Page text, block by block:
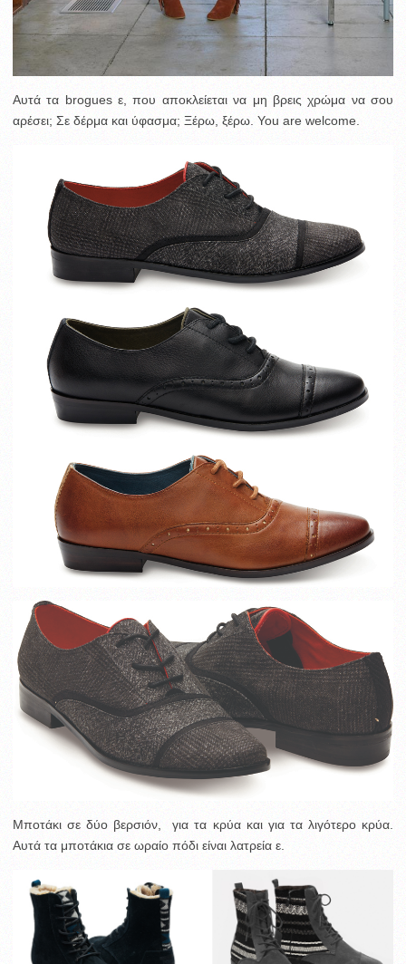
Αυτά τα brogues ε, που αποκλείεται να μη βρεις χρώμα να σου
αρέσει; Σε δέρμα και ύφασμα; Ξέρω, ξέρω. You are welcome.
Μποτάκι σε δύο βερσιόν, για τα κρύα και για τα λιγότερο κρύα.
Αυτά τα μποτάκια σε ωραίο πόδι είναι λατρεία ε.